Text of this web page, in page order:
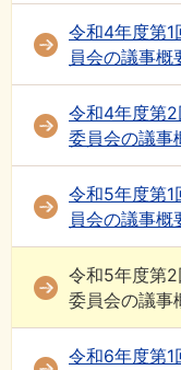
令和4年度第1
員会の議事概
令和4年度第
委員会の議事
令和5年度第1
員会の議事概
令和5年度第
委員会の議事
令和6年度第1